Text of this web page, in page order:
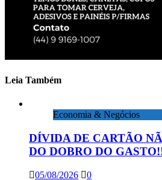
Leia Também
Economia & Negócios
DÍVIDA DE CARTÃO
DO DOBRO DO
05/08/2026
0